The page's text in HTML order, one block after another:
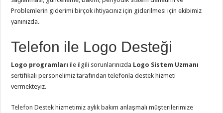
Problemlerin giderimi birçok ihtiyacınız için giderilmesi için ekibimiz
yanınızda.
Telefon ile Logo Desteği
Logo programları ile ilgili sorunlarınızda Logo Sistem Uzmanı
sertifikalı personelimiz tarafından telefonla destek hizmeti
vermekteyiz.
Telefon Destek hizmetimiz aylık bakım anlaşmalı müşterilerimize